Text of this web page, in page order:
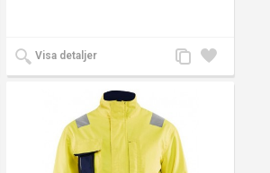
Visa detaljer
Lägg
till i
Lägg
till